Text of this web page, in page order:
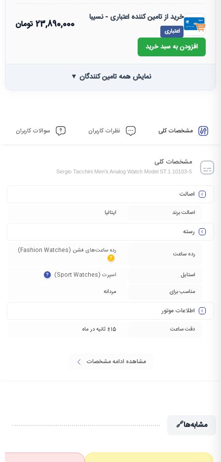
خرید از تامین کننده اعتباری - نسیبا
اعتباری
23,890,000تومان
افزودن به سبد خرید
نمایش همه تامین کنندگان ▼
مشخصات کلی نظرات کاربران سوالات کاربران
مشخصات کلی
Sergio Tacchini Men's Analog Watch Model ST.1.10103-5
اصالت
اصالت برند ایتالیا
رسته
رده ساعت رده ساعت‌های فشن (Fashion Watches)‏
?
استایل اسپرت (Sport Watches)‏ ?
مناسب برای مردانه
اطلاعات موتور
دقت ساعت ±15 ثانیه در ماه
مشاهده ادامه مشخصات
مشابه‌ها🔗